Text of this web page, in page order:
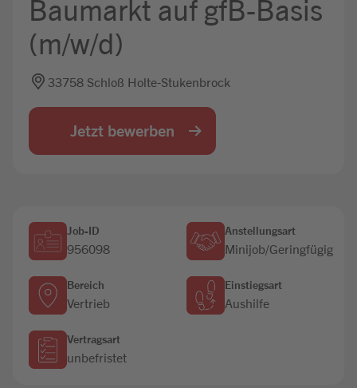
Jobbörse
Baumarkt auf gfB-Basis
(m/w/d)
33758 Schloß Holte-Stukenbrock
Jetzt bewerben
Job-ID
956098
Anstellungsart
Minijob/Geringfügig
Bereich
Vertrieb
Einstiegsart
Aushilfe
Vertragsart
unbefristet